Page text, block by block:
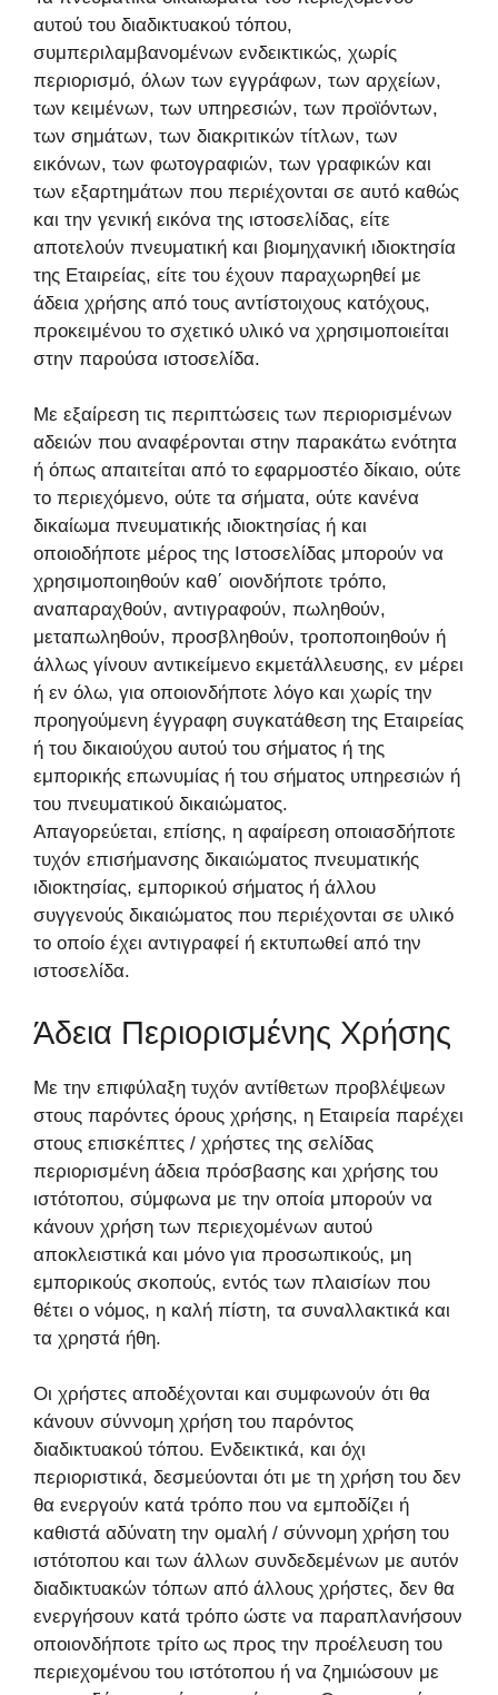
αυτού του διαδικτυακού τόπου,
συμπεριλαμβανομένων ενδεικτικώς, χωρίς
περιορισμό, όλων των εγγράφων, των αρχείων,
των κειμένων, των υπηρεσιών, των προϊόντων,
των σημάτων, των διακριτικών τίτλων, των
εικόνων, των φωτογραφιών, των γραφικών και
των εξαρτημάτων που περιέχονται σε αυτό καθώς
και την γενική εικόνα της ιστοσελίδας, είτε
αποτελούν πνευματική και βιομηχανική ιδιοκτησία
της Εταιρείας, είτε του έχουν παραχωρηθεί με
άδεια χρήσης από τους αντίστοιχους κατόχους,
προκειμένου το σχετικό υλικό να χρησιμοποιείται
στην παρούσα ιστοσελίδα.
Με εξαίρεση τις περιπτώσεις των περιορισμένων
αδειών που αναφέρονται στην παρακάτω ενότητα
ή όπως απαιτείται από το εφαρμοστέο δίκαιο, ούτε
το περιεχόμενο, ούτε τα σήματα, ούτε κανένα
δικαίωμα πνευματικής ιδιοκτησίας ή και
οποιοδήποτε μέρος της Ιστοσελίδας μπορούν να
χρησιμοποιηθούν καθ΄ οιονδήποτε τρόπο,
αναπαραχθούν, αντιγραφούν, πωληθούν,
μεταπωληθούν, προσβληθούν, τροποποιηθούν ή
άλλως γίνουν αντικείμενο εκμετάλλευσης, εν μέρει
ή εν όλω, για οποιονδήποτε λόγο και χωρίς την
προηγούμενη έγγραφη συγκατάθεση της Εταιρείας
ή του δικαιούχου αυτού του σήματος ή της
εμπορικής επωνυμίας ή του σήματος υπηρεσιών ή
του πνευματικού δικαιώματος.
Απαγορεύεται, επίσης, η αφαίρεση οποιασδήποτε
τυχόν επισήμανσης δικαιώματος πνευματικής
ιδιοκτησίας, εμπορικού σήματος ή άλλου
συγγενούς δικαιώματος που περιέχονται σε υλικό
το οποίο έχει αντιγραφεί ή εκτυπωθεί από την
ιστοσελίδα.
Άδεια Περιορισμένης Χρήσης
Με την επιφύλαξη τυχόν αντίθετων προβλέψεων
στους παρόντες όρους χρήσης, η Εταιρεία παρέχει
στους επισκέπτες / χρήστες της σελίδας
περιορισμένη άδεια πρόσβασης και χρήσης του
ιστότοπου, σύμφωνα με την οποία μπορούν να
κάνουν χρήση των περιεχομένων αυτού
αποκλειστικά και μόνο για προσωπικούς, μη
εμπορικούς σκοπούς, εντός των πλαισίων που
θέτει ο νόμος, η καλή πίστη, τα συναλλακτικά και
τα χρηστά ήθη.
Οι χρήστες αποδέχονται και συμφωνούν ότι θα
κάνουν σύννομη χρήση του παρόντος
διαδικτυακού τόπου. Ενδεικτικά, και όχι
περιοριστικά, δεσμεύονται ότι με τη χρήση του δεν
θα ενεργούν κατά τρόπο που να εμποδίζει ή
καθιστά αδύνατη την ομαλή / σύννομη χρήση του
ιστότοπου και των άλλων συνδεδεμένων με αυτόν
διαδικτυακών τόπων από άλλους χρήστες, δεν θα
ενεργήσουν κατά τρόπο ώστε να παραπλανήσουν
οποιονδήποτε τρίτο ως προς την προέλευση του
περιεχομένου του ιστότοπου ή να ζημιώσουν με